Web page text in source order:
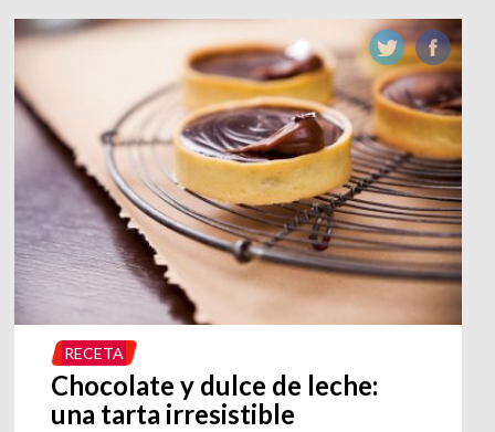
RECETA
Chocolate y dulce de leche:
una tarta irresistible